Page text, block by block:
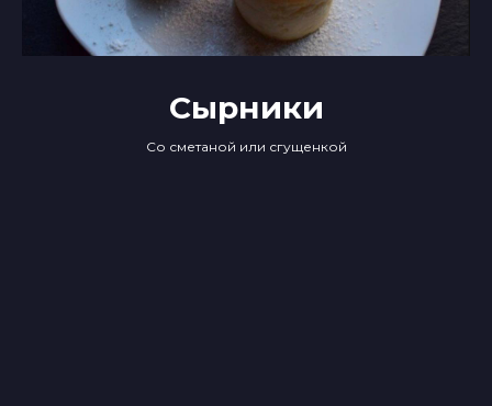
Сырники
Со сметаной или сгущенкой